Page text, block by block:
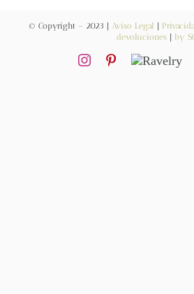
Contacto
Newsletter
© Copyright – 2023 | Aviso Legal
devoluciones| by